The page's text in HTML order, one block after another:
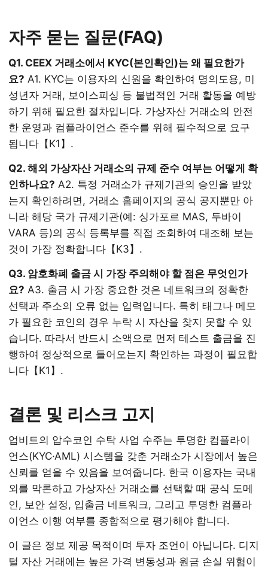
자주 묻는 질문(FAQ)
Q1. CEEX 거래소에서 KYC(본인확인)는 왜 필요한가
요? A1. KYC는 이용자의 신원을 확인하여 명의도용, 미
성년자 거래, 보이스피싱 등 불법적인 거래 활동을 예방
하기 위해 필요한 절차입니다. 가상자산 거래소의 안전
한 운영과 컴플라이언스 준수를 위해 필수적으로 요구
됩니다【K1】.
Q2. 해외 가상자산 거래소의 규제 준수 여부는 어떻게 확
인하나요? A2. 특정 거래소가 규제기관의 승인을 받았
는지 확인하려면, 거래소 홈페이지의 공식 공지뿐만 아
니라 해당 국가 규제기관(예: 싱가포르 MAS, 두바이
VARA 등)의 공식 등록부를 직접 조회하여 대조해 보는
것이 가장 정확합니다【K3】.
Q3. 암호화폐 출금 시 가장 주의해야 할 점은 무엇인가
요? A3. 출금 시 가장 중요한 것은 네트워크의 정확한
선택과 주소의 오류 없는 입력입니다. 특히 태그나 메모
가 필요한 코인의 경우 누락 시 자산을 찾지 못할 수 있
습니다. 따라서 반드시 소액으로 먼저 테스트 출금을 진
행하여 정상적으로 들어오는지 확인하는 과정이 필요합
니다【K1】.
결론 및 리스크 고지
업비트의 압수코인 수탁 사업 수주는 투명한 컴플라이
언스(KYC·AML) 시스템을 갖춘 거래소가 시장에서 높은
신뢰를 얻을 수 있음을 보여줍니다. 한국 이용자는 국내
외를 막론하고 가상자산 거래소를 선택할 때 공식 도메
인, 보안 설정, 입출금 네트워크, 그리고 투명한 컴플라
이언스 이행 여부를 종합적으로 평가해야 합니다.
이 글은 정보 제공 목적이며 투자 조언이 아닙니다. 디지
털 자산 거래에는 높은 가격 변동성과 원금 손실 위험이